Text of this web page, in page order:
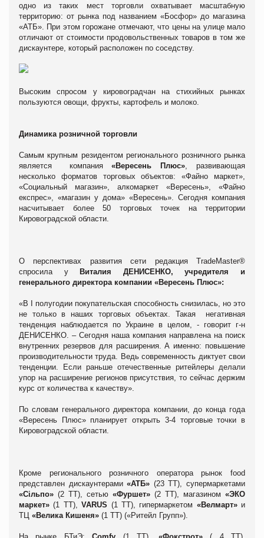
одно из таких мест торговли охватывает масштабную
территорию: от рынка под названием «Босфор» до магазина
«АТБ». При этом горожане отмечают, что цены на улице мало
отличают от стоимости продовольственных товаров в том же
дискаунтере, который расположен по соседству.
Высоким спросом у кировоградчан на стихийных рынках
пользуются овощи, фрукты, картофель и молоко.
Динамика розничной торговли
Самым крупным резидентом регионального розничного рынка
является компания«Вересень Плюс» , развивающая
несколько форматов торговых объектов: «Файно маркет»,
«Социальный магазин», алкомаркет «Вересень», «Файно
експрес», «магазин у дома» «Вересень». Сегодня компания
насчитывает более 50 торговых точек на территории
Кировоградской области.
О перспективах развития сети редакция TradeMaster®
спросила уВиталия ДЕНИСЕНКО, учредителя и
генерального директора компании «Вересень Плюс»:
«В I полугодии покупательская способность снизилась, но это
не только в наших торговых объектах. Такая негативная
тенденция наблюдается по Украине в целом, - говорит г-н
ДЕНИСЕНКО. – Сегодня наша компания направлена на поиск
внутренних резервов для расширения. А именно: повышение
производительности труда. Ведь современность диктует свои
тенденции. Если раньше отечественные ритейлеры делали
упор на расширение регионов присутствия, то сейчас держим
курс от количества к качеству».
По словам генерального директора компании, до конца года
«Вересень Плюс» планирует открыть 3-4 торговые точки в
Кировоградской области.
Кроме регионального розничного оператора рынок food
представлен дискаунтерами«АТБ» (23 ТТ), супермаркетами
«Сільпо» (2 ТТ), сетью «Фуршет» (2 ТТ), магазином «ЭКО
маркет» (1 ТТ),VARUS (1 ТТ), гипермаркетом «Велмарт»и
ТЦ «Велика Кишеня» (1 ТТ) («Ритейл Групп»).